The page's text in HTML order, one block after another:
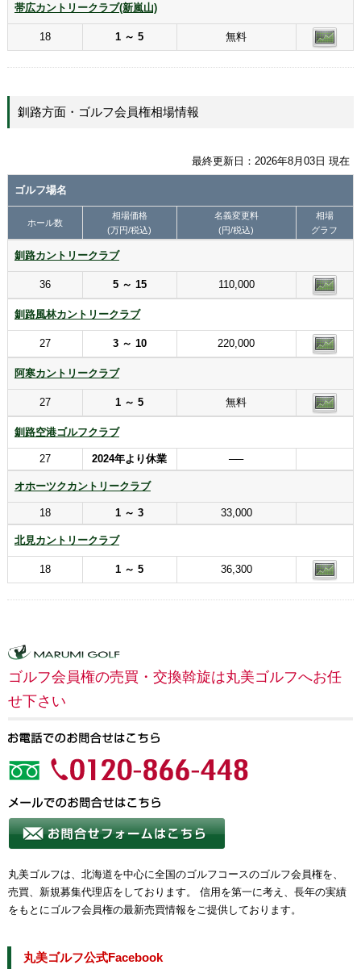
帯広カントリークラブ(新嵐山)
18 1 ～ 5 無料
釧路方面・ゴルフ会員権相場情報
最終更新日：2026年8月03日 現在
ゴルフ場名
ホール数
相場価格
(万円/税込)
名義変更料
(円/税込)
相場
グラフ
釧路カントリークラブ
36 5 ～ 15 110,000
釧路風林カントリークラブ
27 3 ～ 10 220,000
阿寒カントリークラブ
27 1 ～ 5 無料
釧路空港ゴルフクラブ
27 2024年より休業 ──
オホーツクカントリークラブ
18 1 ～ 3 33,000
北見カントリークラブ
18 1 ～ 5 36,300
ゴルフ会員権の売買・交換斡旋は丸美ゴルフへお任
せ下さい
丸美ゴルフは、北海道を中心に全国のゴルフコースのゴルフ会員権を、
売買、新規募集代理店をしております。 信用を第一に考え、長年の実績
をもとにゴルフ会員権の最新売買情報をご提供しております。
丸美ゴルフ公式Facebook